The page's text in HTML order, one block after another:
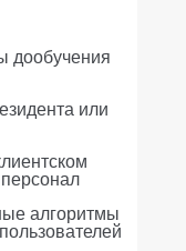
дообучения
или
алгоритмы